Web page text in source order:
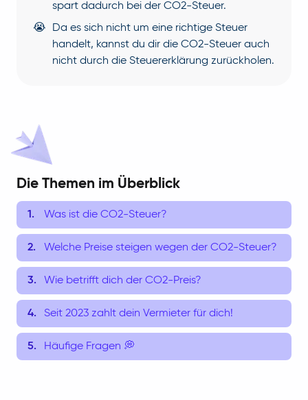
spart dadurch bei der CO2-Steuer.
😭
Da es sich nicht um eine richtige Steuer
handelt, kannst du dir die CO2-Steuer auch
nicht durch die Steuererklärung zurückholen.
Die Themen im Überblick
Was ist die CO2-Steuer?
Welche Preise steigen wegen der CO2-Steuer?
Wie betrifft dich der CO2-Preis?
Seit 2023 zahlt dein Vermieter für dich!
Häufige Fragen 💭